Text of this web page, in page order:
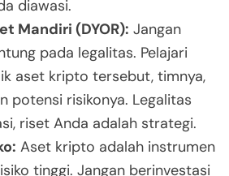
diawasi.
Mandiri (DYOR): Jangan
pada legalitas. Pelajari
aset kripto tersebut, timnya,
potensi risikonya. Legalitas
riset Anda adalah strategi.
Aset kripto adalah instrumen
tinggi. Jangan berinvestasi